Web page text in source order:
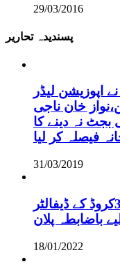
29/03/2016
پسندیدہ تحاریر
اپوزیشن لیڈر
خان ناجی
بجٹ نہ دینے کا
فیصلہ کر لیا
31/03/2019
گلگت بلتستان، بجلی صارفین30کروڈ کے ڈیفالٹر
باضابطہ پلان
18/01/2022